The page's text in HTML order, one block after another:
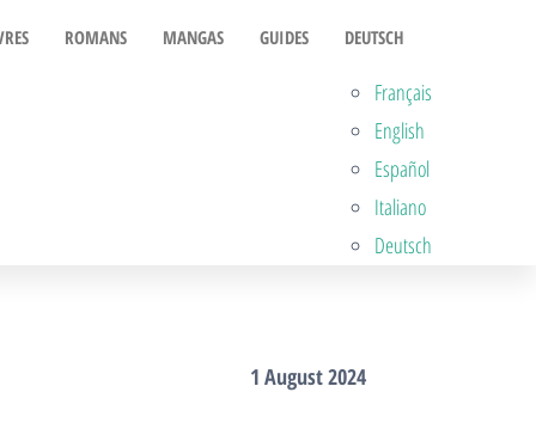
ROMANS MANGAS GUIDES DEUTSCH
Français
English
Español
Italiano
Deutsch
1 August 2024